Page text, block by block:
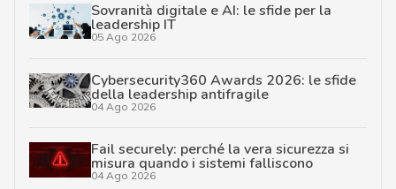
Sovranità digitale e AI: le sfide per la
leadership IT
05 Ago 2026
Cybersecurity360 Awards 2026: le sfide
della leadership antifragile
04 Ago 2026
Fail securely: perché la vera sicurezza si
misura quando i sistemi falliscono
04 Ago 2026